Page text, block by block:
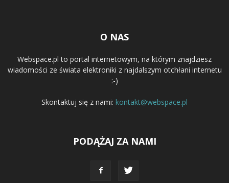
O NAS
Webspace.pl to portal internetowym, na którym znajdziesz
wiadomości ze świata elektroniki z najdalszym otchłani internetu
:-)
Skontaktuj się z nami: kontakt@webspace.pl
PODĄŻAJ ZA NAMI